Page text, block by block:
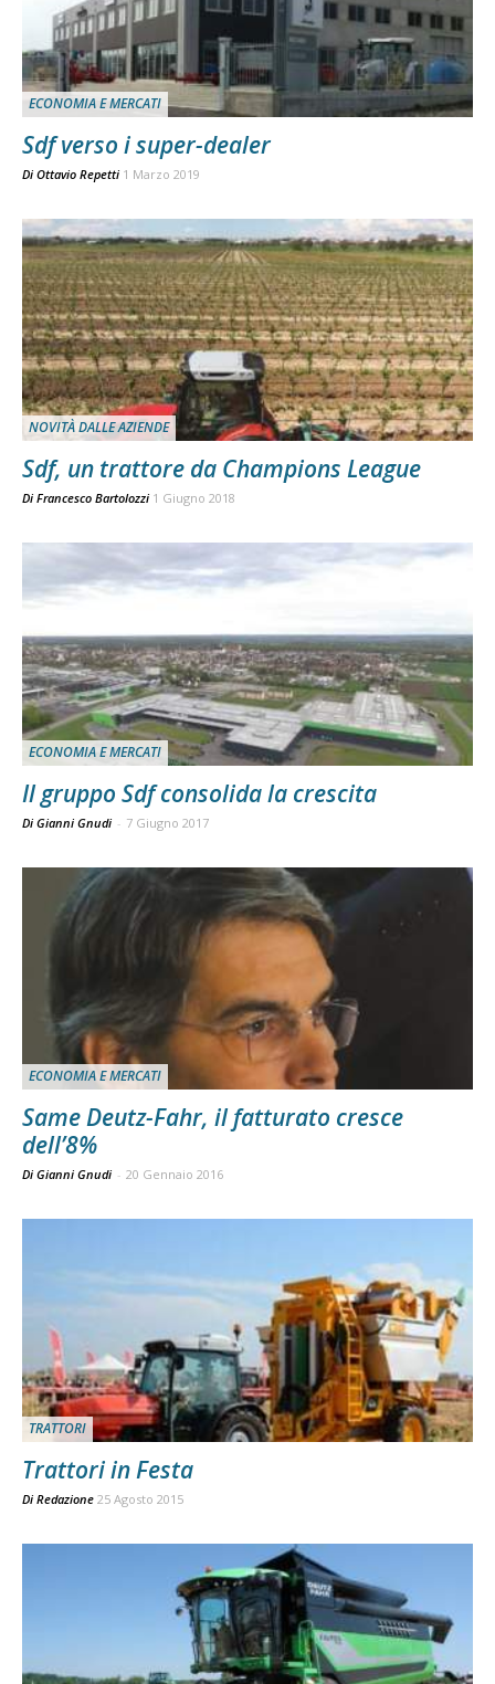
ECONOMIA E MERCATI
Sdf verso i super-dealer
Di Ottavio Repetti 1 Marzo 2019
NOVITÀ DALLE AZIENDE
Sdf, un trattore da Champions League
Di Francesco Bartolozzi 1 Giugno 2018
ECONOMIA E MERCATI
Il gruppo Sdf consolida la crescita
Di Gianni Gnudi - 7 Giugno 2017
ECONOMIA E MERCATI
Same Deutz-Fahr, il fatturato cresce
dell’8%
Di Gianni Gnudi - 20 Gennaio 2016
TRATTORI
Trattori in Festa
Di Redazione 25 Agosto 2015